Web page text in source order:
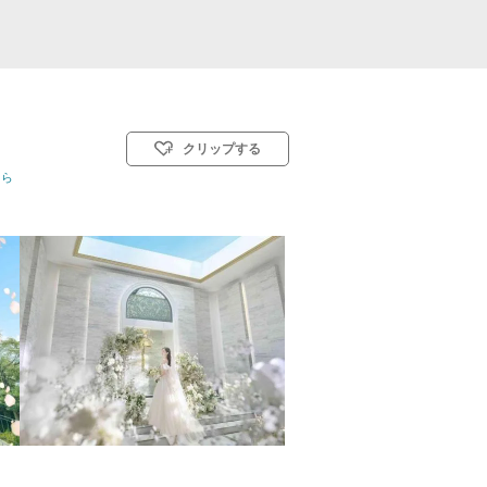
リスト教式)／神前式／人前式／仏前式／和装人前式
クリップする